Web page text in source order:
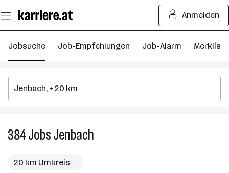
Seiteninhalt
springen
Anmelden
Jobsuche Job-Empfehlungen Job-Alarm Merkliste
384JobsJenbach
20 km Umkreis